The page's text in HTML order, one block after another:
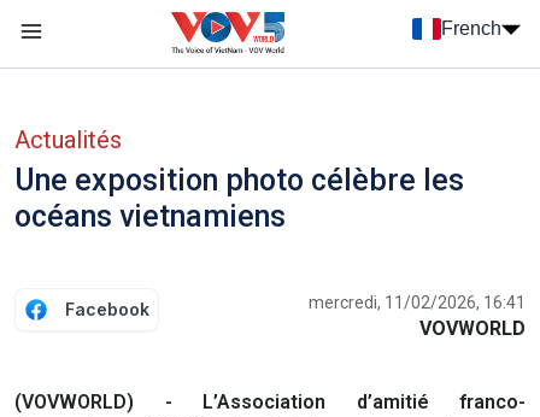
French
Actualités
Une exposition photo célèbre les
océans vietnamiens
Facebook mercredi, 11/02/2026, 16:41
VOVWORLD
(VOVWORLD) - L’Association d’amitié franco-